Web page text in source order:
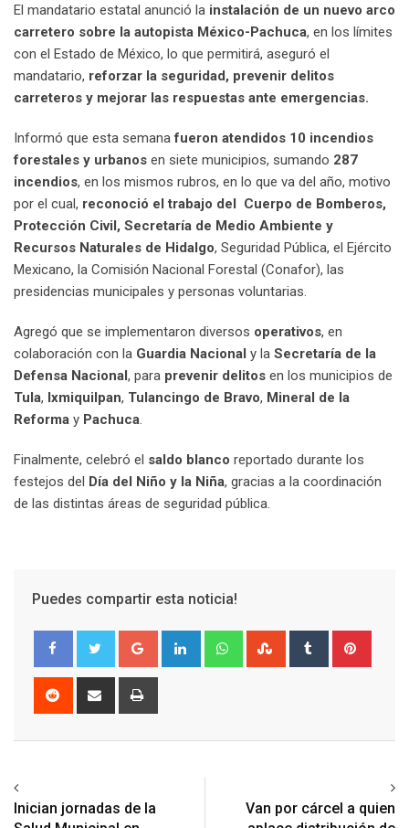
El mandatario estatal anunció la instalación de un nuevo arco
carretero sobre la autopista México-Pachuca, en los límites
con el Estado de México, lo que permitirá, aseguró el
mandatario, reforzar la seguridad, prevenir delitos
carreteros y mejorar las respuestas ante emergencias.
Informó que esta semanafueron atendidos 10 incendios
forestales y urbanos en siete municipios, sumando 287
incendios, en los mismos rubros, en lo que va del año, motivo
por el cual, reconoció el trabajo del Cuerpo de Bomberos,
Protección Civil, Secretaría de Medio Ambiente y
Recursos Naturales de Hidalgo, Seguridad Pública, el Ejército
Mexicano, la Comisión Nacional Forestal (Conafor), las
presidencias municipales y personas voluntarias.
Agregó que se implementaron diversos operativos, en
colaboración con la Guardia Nacional y la Secretaría de la
Defensa Nacional, para prevenir delitos en los municipios de
Tula, Ixmiquilpan, Tulancingo de Bravo, Mineral de la
Reforma y Pachuca.
Finalmente, celebró el saldo blanco reportado durante los
festejos del Día del Niño y la Niña, gracias a la coordinación
de las distintas áreas de seguridad pública.
Puedes compartir esta noticia!
Google+ LinkedIn WhatsappStumbleUpon
Tumblr
Reddit
Share
Inician jornadas de la
Van por cárcel a quien